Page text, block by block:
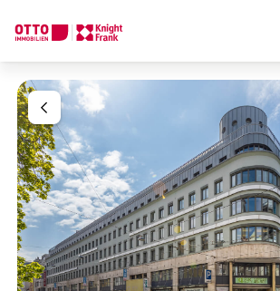
Ihre
Ihre
Wir finden Ihre
Traumimmobilie
Sagen Sie uns was Sie suchen und wir
Wie möchten Sie uns kontaktieren?
Online
Immobilie konfigurieren & finden